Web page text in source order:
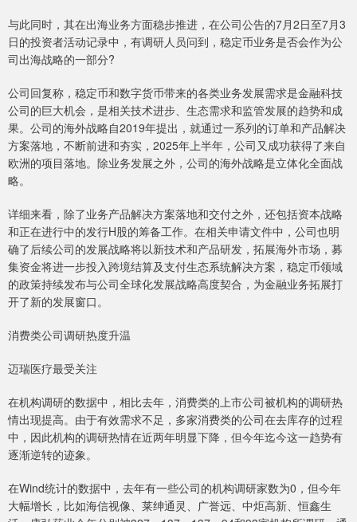
与此同时，其在出海业务方面稳步推进，在公司公告的7月2日至7月3
日的投资者活动记录中，有调研人员问到，稳定币业务是否会作为公
司出海战略的一部分?
公司回复称，稳定币和数字货币带来的各类业务发展需求是金融科技
公司的巨大机会，是相关技术进步、生态需求和监管发展的趋势和成
果。公司的海外战略自2019年提出，就通过一系列的订单和产品解决
方案落地，不断前进和夯实，2025年上半年，公司又成功获得了来自
欧洲的项目落地。除业务发展之外，公司的海外战略是立体化全面战
略。
详细来看，除了业务产品解决方案落地和交付之外，还包括资本战略
和正在进行中的发行H股的筹备工作。在相关申请文件中，公司也明
确了后续公司的发展战略将以新技术和产品研发，拓展海外市场，募
集资金将进一步投入跨境结算及支付生态系统解决方案，稳定币领域
的政策持续发布与公司全球化发展战略高度契合，为金融业务拓展打
开了新的发展窗口。
消费类公司调研热度升温
迈瑞医疗最受关注
在机构调研的数据中，相比去年，消费类的上市公司被机构的调研热
情出现提高。由于有效需求不足，多家消费类的公司在去库存的过程
中，因此机构的调研热情在近两年明显下降，但今年迄今这一趋势有
逐渐逆转的迹象。
在Wind统计的数据中，去年有一些公司的机构调研家数为0，但今年
大幅增长，比如海信视像、莱绅通灵、广誉远、中炬高新、恒鑫生